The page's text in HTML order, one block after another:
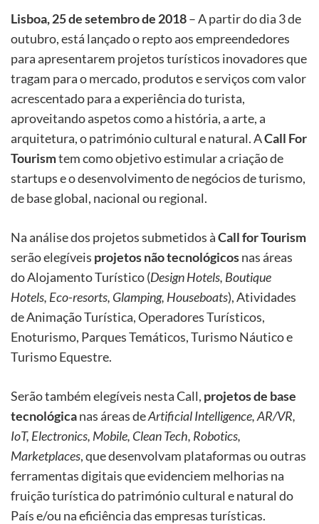
Lisboa, 25 de setembro de 2018– A partir do dia 3 de
outubro, está lançado o repto aos empreendedores
para apresentarem projetos turísticos inovadores que
tragam para o mercado, produtos e serviços com valor
acrescentado para a experiência do turista,
aproveitando aspetos como a história, a arte, a
arquitetura, o património cultural e natural. ACall For
Tourismtem como objetivo estimular a criação de
startups e o desenvolvimento de negócios de turismo,
de base global, nacional ou regional.
Na análise dos projetos submetidos àCall for Tourism
serão elegíveis projetos não tecnológicosnas áreas
do Alojamento Turístico (Design Hotels, Boutique
Hotels, Eco-resorts, Glamping, Houseboats), Atividades
de Animação Turística, Operadores Turísticos,
Enoturismo, Parques Temáticos, Turismo Náutico e
Turismo Equestre.
Serão também elegíveis nesta Call, projetos de base
tecnológicanas áreas deArtificial Intelligence, AR/VR,
IoT, Electronics, Mobile, Clean Tech, Robotics,
Marketplaces, que desenvolvam plataformas ou outras
ferramentas digitais que evidenciem melhorias na
fruição turística do património cultural e natural do
País e/ou na eficiência das empresas turísticas.